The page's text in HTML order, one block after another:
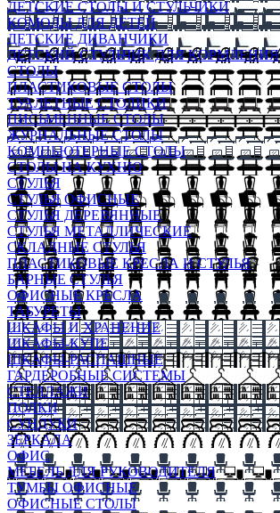
ДЕТСКИЕ СТОЛЫ И СТУЛЬЧИКИ
КОМОДЫ ДЛЯ ДЕТЕЙ
ДЕТСКИЕ ДИВАНЧИКИ
ДЕТСКИЙ СТУЛЬЧИК ДЛЯ КОРМЛЕНИЯ
СТОЛЫ
ПЛАСТИКОВЫЕ СТОЛЫ
ТУАЛЕТНЫЕ СТОЛИКИ
ПИСЬМЕННЫЕ СТОЛЫ
ЖУРНАЛЬНЫЕ СТОЛЫ
КОМПЬЮТЕРНЫЕ СТОЛЫ
СТОЛЫ НА КУХНЮ
СТУЛЬЯ
СТУЛЬЯ ОФИСНЫЕ
СТУЛЬЯ ДЕРЕВЯННЫЕ
СТУЛЬЯ МЕТАЛЛИЧЕСКИЕ
СКЛАДНЫЕ СТУЛЬЯ
ПЛАСТИКОВЫЕ КРЕСЛА И СТУЛЬЯ
БАРНЫЕ СТУЛЬЯ
ОФИСНЫЕ КРЕСЛА
ТАБУРЕТЫ
ШКАФЫ И ХРАНЕНИЕ
ШКАФЫ-КУПЕ
ШКАФЫ-РАСПАШНЫЕ
ГАРДЕРОБНЫЕ СИСТЕМЫ
СТЕЛЛАЖИ
ПОЛКИ
СУНДУКИ
ЗЕРКАЛА
ОФИС
МЕБЕЛЬ ДЛЯ РУКОВОДИТЕЛЯ
ТУМБЫ ОФИСНЫЕ
ОФИСНЫЕ СТОЛЫ